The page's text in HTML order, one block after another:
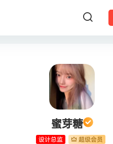
蜜芽糖
设计总监 超级会员